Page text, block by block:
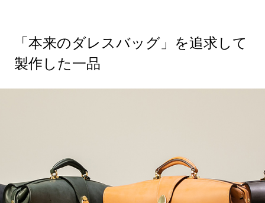
「本来のダレスバッグ」を追求して
製作した一品